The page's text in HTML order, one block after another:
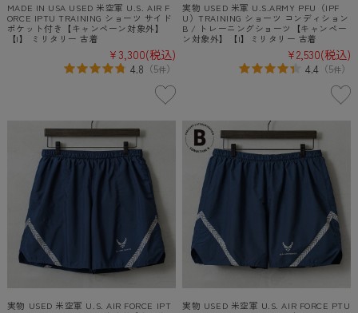
MADE IN USA USED 米空軍 U.S. AIR F
ORCE IPTU TRAINING ショーツ サイド
ポケット付き【キャンペーン対象外】
【I】 ミリタリー 古着
¥3,300(税込)
4.8 （5件）
実物 USED 米軍 U.S.ARMY PFU（IPF
U）TRAINING ショーツ コンディション
B / トレーニングショーツ【キャンペー
ン対象外】【I】ミリタリー 古着
¥2,530(税込)
4.4 （5件）
実物 USED 米空軍 U.S. AIR FORCE IPT
実物 USED 米空軍 U.S. AIR FORCE PTU